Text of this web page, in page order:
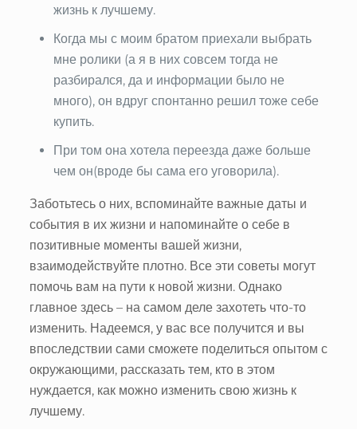
жизнь к лучшему.
Когда мы с моим братом приехали выбрать
мне ролики (а я в них совсем тогда не
разбирался, да и информации было не
много), он вдруг спонтанно решил тоже себе
купить.
При том она хотела переезда даже больше
чем он(вроде бы сама его уговорила).
Заботьтесь о них, вспоминайте важные даты и
события в их жизни и напоминайте о себе в
позитивные моменты вашей жизни,
взаимодействуйте плотно. Все эти советы могут
помочь вам на пути к новой жизни. Однако
главное здесь – на самом деле захотеть что-то
изменить. Надеемся, у вас все получится и вы
впоследствии сами сможете поделиться опытом с
окружающими, рассказать тем, кто в этом
нуждается, как можно изменить свою жизнь к
лучшему.